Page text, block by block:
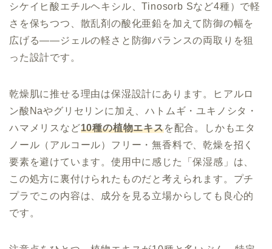
シケイヒ酸エチルヘキシル、Tinosorb Sなど4種）で軽
さを保ちつつ、散乱剤の酸化亜鉛を加えて防御の幅を
広げる——ジェルの軽さと防御バランスの両取りを狙
った設計です。
乾燥肌に推せる理由は保湿設計にあります。ヒアルロ
ン酸Naやグリセリンに加え、ハトムギ・ユキノシタ・
ハマメリスなど10種の植物エキスを配合。しかもエタ
ノール（アルコール）フリー・無香料で、乾燥を招く
要素を避けています。使用中に感じた「保湿感」は、
この処方に裏付けられたものだと考えられます。プチ
プラでこの内容は、成分を見る立場からしても良心的
です。